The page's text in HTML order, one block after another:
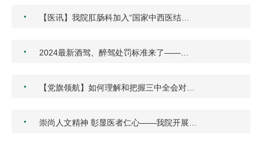
· 【医讯】我院肛肠科加入“国家中西医结…
· 2024最新酒驾、醉驾处罚标准来了——…
· 【党旗领航】如何理解和把握三中全会对…
· 崇尚人文精神 彰显医者仁心——我院开展…